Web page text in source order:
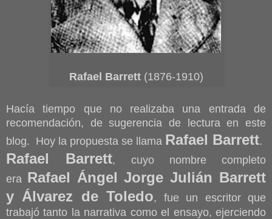
Rafael Barrett (1876-1910)
Hacía tiempo que no realizaba una entrada de
recomendación, de sugerencia de lectura en este
blog. Hoy la propuesta se llama Rafael Barrett.
Rafael Barrett, cuyo nombre completo
era Rafael Ángel Jorge Julián Barrett
y Álvarez de Toledo, fue un escritor que
trabajó tanto la narrativa como el ensayo, ejerciendo